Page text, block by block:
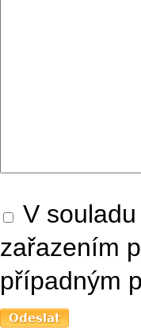
V
zařazením
případným